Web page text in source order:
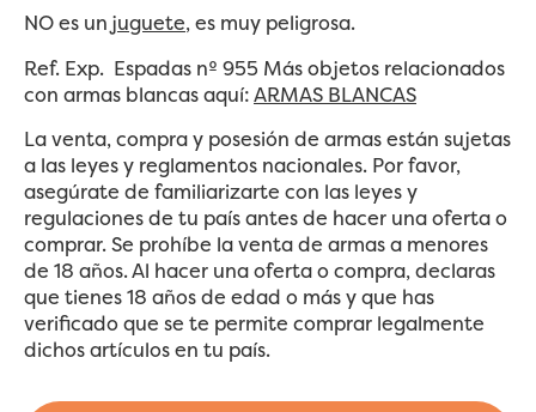
NO es un juguete, es muy peligrosa.
Ref. Exp. Espadas nº 955 Más objetos relacionados
con armas blancas aquí:ARMAS BLANCAS
La venta, compra y posesión de armas están sujetas
a las leyes y reglamentos nacionales. Por favor,
asegúrate de familiarizarte con las leyes y
regulaciones de tu país antes de hacer una oferta o
comprar. Se prohíbe la venta de armas a menores
de 18 años. Al hacer una oferta o compra, declaras
que tienes 18 años de edad o más y que has
verificado que se te permite comprar legalmente
dichos artículos en tu país.